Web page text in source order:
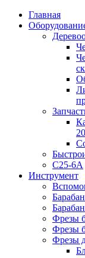
Главная
С25-6А
Инструмент
Фрезы
Фрезы
Фрезы